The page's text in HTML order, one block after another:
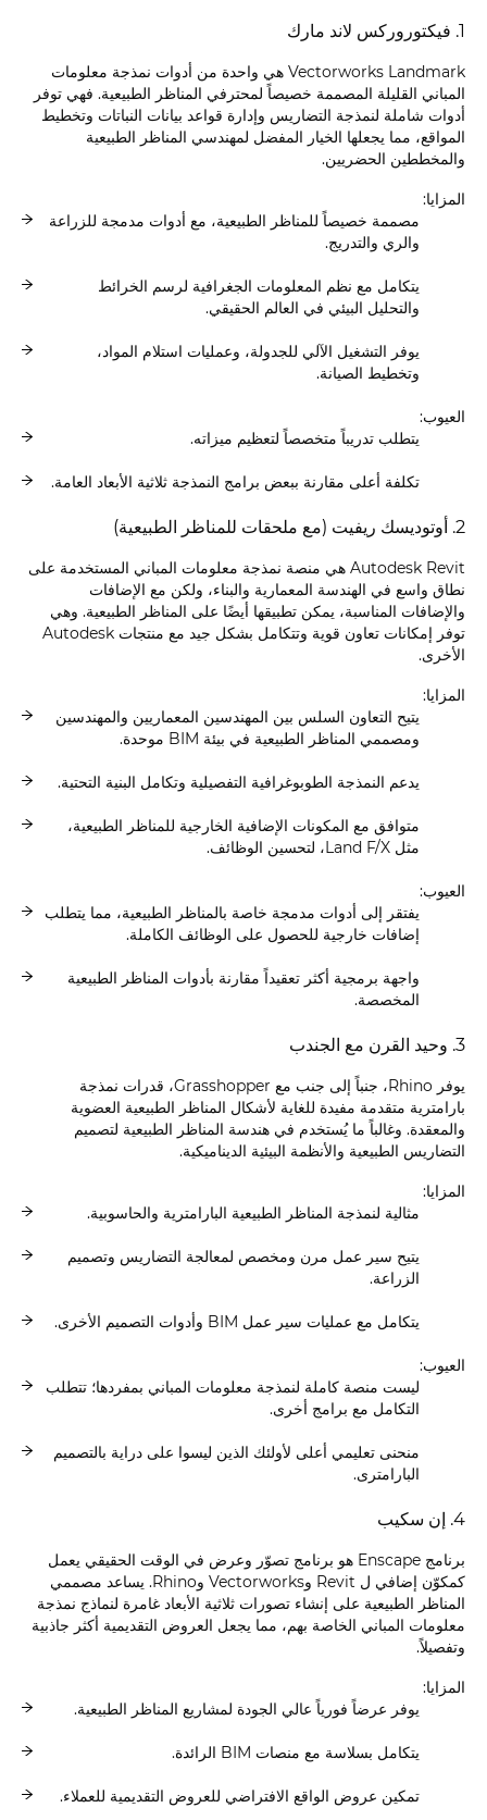
1. فيكتوروركس لاند مارك
Vectorworks Landmark هي واحدة من أدوات نمذجة معلومات
المباني القليلة المصممة خصيصاً لمحترفي المناظر الطبيعية. فهي توفر
أدوات شاملة لنمذجة التضاريس وإدارة قواعد بيانات النباتات وتخطيط
المواقع، مما يجعلها الخيار المفضل لمهندسي المناظر الطبيعية
والمخططين الحضريين.
المزايا:
مصممة خصيصاً للمناظر الطبيعية، مع أدوات مدمجة للزراعة
والري والتدريج.
يتكامل مع نظم المعلومات الجغرافية لرسم الخرائط
والتحليل البيئي في العالم الحقيقي.
يوفر التشغيل الآلي للجدولة، وعمليات استلام المواد،
وتخطيط الصيانة.
العيوب:
يتطلب تدريباً متخصصاً لتعظيم ميزاته.
تكلفة أعلى مقارنة ببعض برامج النمذجة ثلاثية الأبعاد العامة.
2. أوتوديسك ريفيت (مع ملحقات للمناظر الطبيعية)
Autodesk Revit هي منصة نمذجة معلومات المباني المستخدمة على
نطاق واسع في الهندسة المعمارية والبناء، ولكن مع الإضافات
والإضافات المناسبة، يمكن تطبيقها أيضًا على المناظر الطبيعية. وهي
توفر إمكانات تعاون قوية وتتكامل بشكل جيد مع منتجات Autodesk
الأخرى.
المزايا:
يتيح التعاون السلس بين المهندسين المعماريين والمهندسين
ومصممي المناظر الطبيعية في بيئة BIM موحدة.
يدعم النمذجة الطوبوغرافية التفصيلية وتكامل البنية التحتية.
متوافق مع المكونات الإضافية الخارجية للمناظر الطبيعية،
مثل Land F/X، لتحسين الوظائف.
العيوب:
يفتقر إلى أدوات مدمجة خاصة بالمناظر الطبيعية، مما يتطلب
إضافات خارجية للحصول على الوظائف الكاملة.
واجهة برمجية أكثر تعقيداً مقارنة بأدوات المناظر الطبيعية
المخصصة.
3. وحيد القرن مع الجندب
يوفر Rhino، جنباً إلى جنب مع Grasshopper، قدرات نمذجة
بارامترية متقدمة مفيدة للغاية لأشكال المناظر الطبيعية العضوية
والمعقدة. وغالباً ما يُستخدم في هندسة المناظر الطبيعية لتصميم
التضاريس الطبيعية والأنظمة البيئية الديناميكية.
المزايا:
مثالية لنمذجة المناظر الطبيعية البارامترية والحاسوبية.
يتيح سير عمل مرن ومخصص لمعالجة التضاريس وتصميم
الزراعة.
يتكامل مع عمليات سير عمل BIM وأدوات التصميم الأخرى.
العيوب:
ليست منصة كاملة لنمذجة معلومات المباني بمفردها؛ تتطلب
التكامل مع برامج أخرى.
منحنى تعليمي أعلى لأولئك الذين ليسوا على دراية بالتصميم
البارامترى.
4. إن سكيب
برنامج Enscape هو برنامج تصوّر وعرض في الوقت الحقيقي يعمل
كمكوّن إضافي ل Revit وVectorworks وRhino. يساعد مصممي
المناظر الطبيعية على إنشاء تصورات ثلاثية الأبعاد غامرة لنماذج نمذجة
معلومات المباني الخاصة بهم، مما يجعل العروض التقديمية أكثر جاذبية
وتفصيلاً.
المزايا:
يوفر عرضاً فورياً عالي الجودة لمشاريع المناظر الطبيعية.
يتكامل بسلاسة مع منصات BIM الرائدة.
تمكين عروض الواقع الافتراضي للعروض التقديمية للعملاء.